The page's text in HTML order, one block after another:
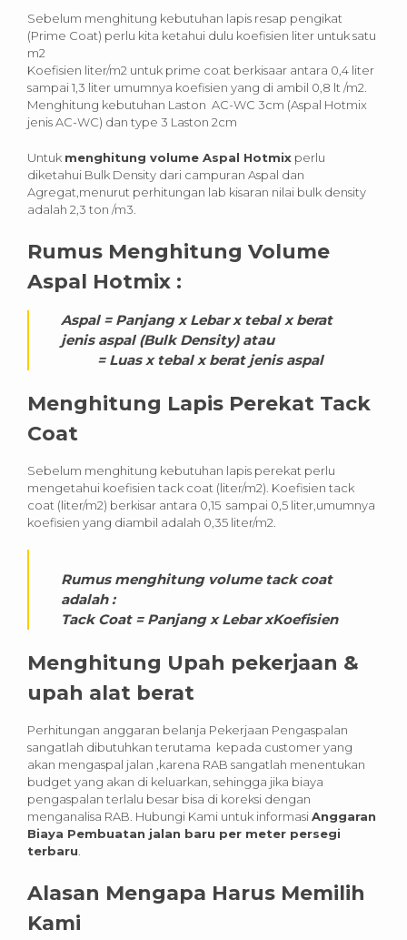
Sebelum menghitung kebutuhan lapis resap pengikat
(Prime Coat) perlu kita ketahui dulu koefisien liter untuk satu
m2
Koefisien liter/m2 untuk prime coat berkisaar antara 0,4 liter
sampai 1,3 liter umumnya koefisien yang di ambil 0,8 lt /m2.
Menghitung kebutuhan Laston AC-WC 3cm (Aspal Hotmix
jenis AC-WC) dan type 3 Laston 2cm
Untuk menghitung volume Aspal Hotmix perlu
diketahui Bulk Density dari campuran Aspal dan
Agregat,menurut perhitungan lab kisaran nilai bulk density
adalah 2,3 ton /m3.
Rumus Menghitung Volume
Aspal Hotmix :
Aspal = Panjang x Lebar x tebal x berat
jenis aspal (Bulk Density) atau
= Luas x tebal x berat jenis aspal
Menghitung Lapis Perekat Tack
Coat
Sebelum menghitung kebutuhan lapis perekat perlu
mengetahui koefisien tack coat (liter/m2). Koefisien tack
coat (liter/m2) berkisar antara 0,15 sampai 0,5 liter,umumnya
koefisien yang diambil adalah 0,35 liter/m2.
Rumus menghitung volume tack coat
adalah :
Tack Coat = Panjang x Lebar xKoefisien
Menghitung Upah pekerjaan &
upah alat berat
Perhitungan anggaran belanja Pekerjaan Pengaspalan
sangatlah dibutuhkan terutama kepada customer yang
akan mengaspal jalan ,karena RAB sangatlah menentukan
budget yang akan di keluarkan, sehingga jika biaya
pengaspalan terlalu besar bisa di koreksi dengan
menganalisa RAB. Hubungi Kami untuk informasi Anggaran
Biaya Pembuatan jalan baru per meter persegi
terbaru.
Alasan Mengapa Harus Memilih
Kami